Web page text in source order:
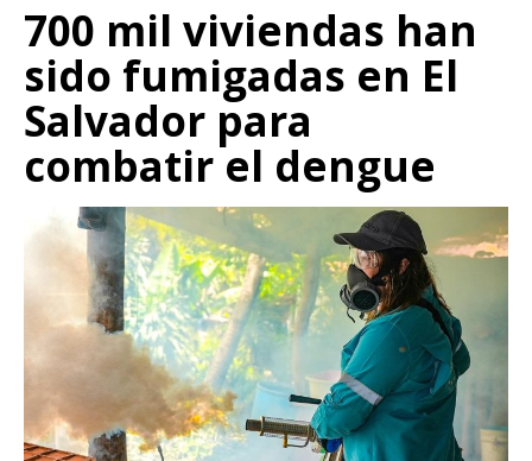
700 mil viviendas han
sido fumigadas en El
Salvador para
combatir el dengue